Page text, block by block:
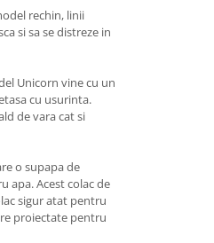
rechin, linii
si sa se distreze in
Unicorn vine cu un
cu usurinta.
de vara cat si
o supapa de
apa. Acest colac de
sigur atat pentru
proiectate pentru